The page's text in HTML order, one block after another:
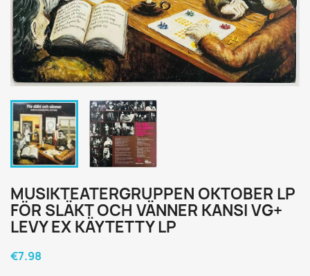
MUSIKTEATERGRUPPEN OKTOBER LP
FÖR SLÄKT OCH VÄNNER KANSI VG+
LEVY EX KÄYTETTY LP
€7.98